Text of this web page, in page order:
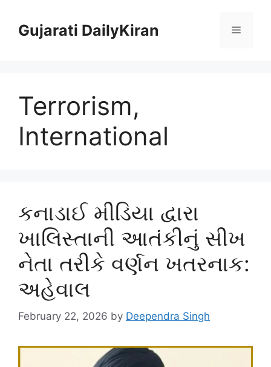
contentGujarati DailyKiran Menu
Terrorism,
International
કનાડાઈ મીડિયા દ્વારા
ખાલિસ્તાની આતંકીનું સીખ
નેતા તરીકે વર્ણન ખતરનાક:
અહેવાલ
February 22, 2026 by Deependra Singh